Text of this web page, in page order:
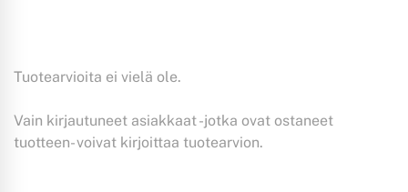
Tuotearvioita ei vielä ole.
Vain kirjautuneet asiakkaat -jotka ovat ostaneet
tuotteen- voivat kirjoittaa tuotearvion.